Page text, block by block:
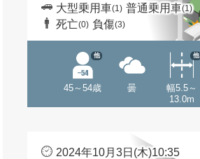
大型乗用車(1) 普通乗用車(1)
死亡(0) 負傷(3)
45～54歳
他
曇
幅5.5～
13.0m
他
2024年10月3日(木)10:35